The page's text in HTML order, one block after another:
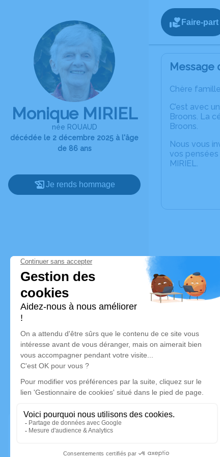
Monique MIRIEL
née ROUAUD
décédée le 2 décembre 2025 à l'âge
de 86 ans
Je rends hommage
Faire-part
Message
Chère
C’est avec
Broons. La
Broons.
Nous vous
vos
MIRIEL.
Déroulé
Le
Église